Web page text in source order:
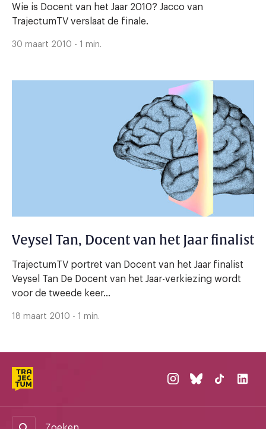
Wie is Docent van het Jaar 2010? Jacco van
TrajectumTV verslaat de finale.
30 maart 2010 - 1 min.
Veysel Tan, Docent van het Jaar finalist
TrajectumTV portret van Docent van het Jaar finalist
Veysel Tan De Docent van het Jaar-verkiezing wordt
voor de tweede keer...
18 maart 2010 - 1 min.